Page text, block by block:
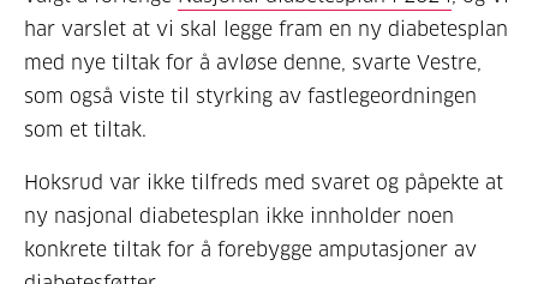
har varslet at vi skal legge fram en ny diabetesplan
med nye tiltak for å avløse denne, svarte Vestre,
som også viste til styrking av fastlegeordningen
som et tiltak.
Hoksrud var ikke tilfreds med svaret og påpekte at
ny nasjonal diabetesplan ikke innholder noen
konkrete tiltak for å forebygge amputasjoner av